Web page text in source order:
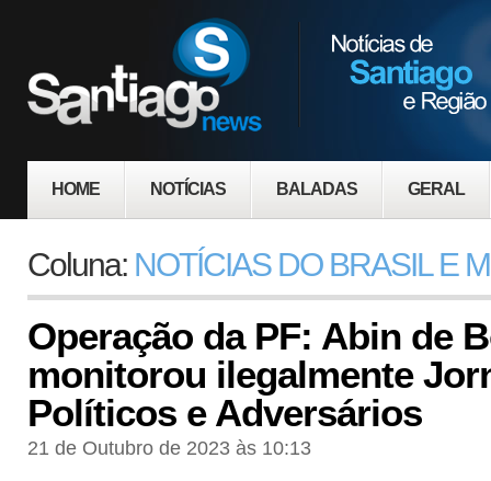
HOME NOTÍCIAS BALADAS GERAL
Coluna: NOTÍCIAS DO BRASIL E
Operação da PF: Abin de
monitorou ilegalmente
Políticos e Adversários
21 de Outubro de 2023 às 10:13